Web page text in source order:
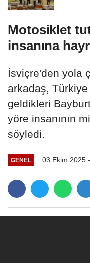
Motosiklet
insanına
İsviçre'den yola
arkadaş,
geldikleri
yöre insanının
söyledi.
GENEL 03 Ekim 2025